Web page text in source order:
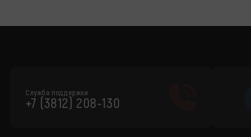
Служба поддержки:
+7 (3812) 208-130